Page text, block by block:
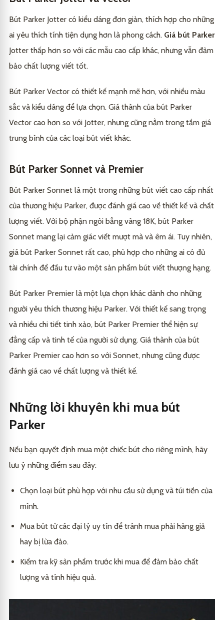
Bút Parker Jotter có kiểu dáng đơn giản, thích hợp cho những
ai yêu thích tính tiện dụng hơn là phong cách. Giá bút Parker
Jotter thấp hơn so với các mẫu cao cấp khác, nhưng vẫn đảm
bảo chất lượng viết tốt.
Bút Parker Vector có thiết kế mạnh mẽ hơn, với nhiều màu
sắc và kiểu dáng để lựa chọn. Giá thành của bút Parker
Vector cao hơn so với Jotter, nhưng cũng nằm trong tầm giá
trung bình của các loại bút viết khác.
Bút Parker Sonnet và Premier
Bút Parker Sonnet là một trong những bút viết cao cấp nhất
của thương hiệu Parker, được đánh giá cao về thiết kế và chất
lượng viết. Với bộ phận ngòi bằng vàng 18K, bút Parker
Sonnet mang lại cảm giác viết mượt mà và êm ái. Tuy nhiên,
giá bút Parker Sonnet rất cao, phù hợp cho những ai có đủ
tài chính để đầu tư vào một sản phẩm bút viết thượng hạng.
Bút Parker Premier là một lựa chọn khác dành cho những
người yêu thích thương hiệu Parker. Với thiết kế sang trọng
và nhiều chi tiết tinh xảo, bút Parker Premier thể hiện sự
đẳng cấp và tinh tế của người sử dụng. Giá thành của bút
Parker Premier cao hơn so với Sonnet, nhưng cũng được
đánh giá cao về chất lượng và thiết kế.
Những lời khuyên khi mua bút
Parker
Nếu bạn quyết định mua một chiếc bút cho riêng mình, hãy
lưu ý những điểm sau đây:
Chọn loại bút phù hợp với nhu cầu sử dụng và túi tiền của
mình.
Mua bút từ các đại lý uy tín để tránh mua phải hàng giả
hay bị lừa đảo.
Kiểm tra kỹ sản phẩm trước khi mua để đảm bảo chất
lượng và tính hiệu quả.